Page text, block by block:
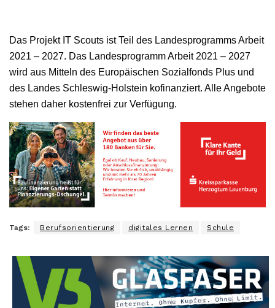
Das Projekt IT Scouts ist Teil des Landesprogramms Arbeit
2021 – 2027. Das Landesprogramm Arbeit 2021 – 2027
wird aus Mitteln des Europäischen Sozialfonds Plus und
des Landes Schleswig-Holstein kofinanziert. Alle Angebote
stehen daher kostenfrei zur Verfügung.
Tags: Berufsorientierung digitales Lernen Schule